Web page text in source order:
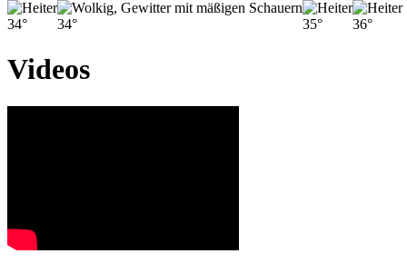
34° 34° 35° 36°
Videos